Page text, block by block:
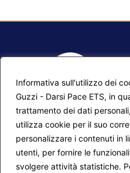
Informativa sull'utilizzo dei
Guzzi - Darsi Pace ETS, in
trattamento dei dati
utilizza cookie per il suo
personalizzare i contenuti in
utenti, per fornire le
svolgere attività statistiche.
Mappa del sito